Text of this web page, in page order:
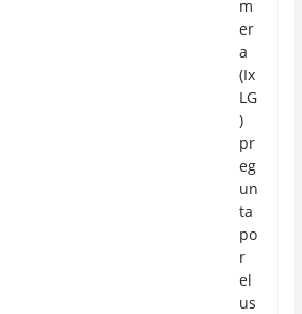
m
er
a
(Ix
LG
)
pr
eg
un
ta
po
r
el
us